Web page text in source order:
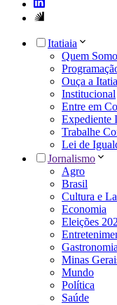
Itatiaia
Quem
Ouça a
Institucional
Entre em
Expediente
Trabalhe
Lei de
Jornalismo
Agro
Brasil
Cultura e
Economia
Eleições
Minas
Mundo
Política
Saúde